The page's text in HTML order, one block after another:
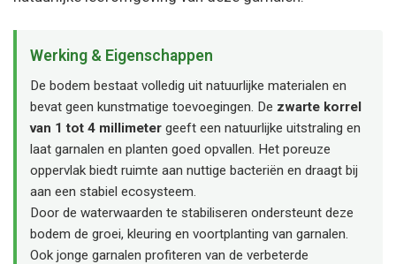
Werking & Eigenschappen
De bodem bestaat volledig uit natuurlijke materialen en
bevat geen kunstmatige toevoegingen. De zwarte korrel
van 1 tot 4 millimeter geeft een natuurlijke uitstraling en
laat garnalen en planten goed opvallen. Het poreuze
oppervlak biedt ruimte aan nuttige bacteriën en draagt bij
aan een stabiel ecosysteem.
Door de waterwaarden te stabiliseren ondersteunt deze
bodem de groei, kleuring en voortplanting van garnalen.
Ook jonge garnalen profiteren van de verbeterde